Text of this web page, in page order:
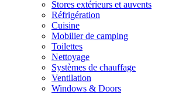
Stores extérieurs et auvents
Réfrigération
Cuisine
Mobilier de camping
Toilettes
Nettoyage
Systèmes de chauffage
Ventilation
Windows & Doors